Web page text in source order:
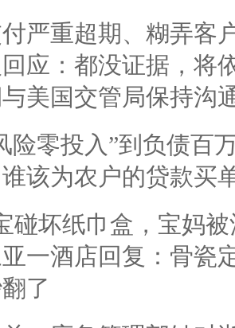
严重超期、糊弄客
应：都没证据，将
美国交管局保持沟
险零投入”到负债百
该为农户的贷款买
碰坏纸巾盒，宝妈
一酒店回复：骨瓷
了